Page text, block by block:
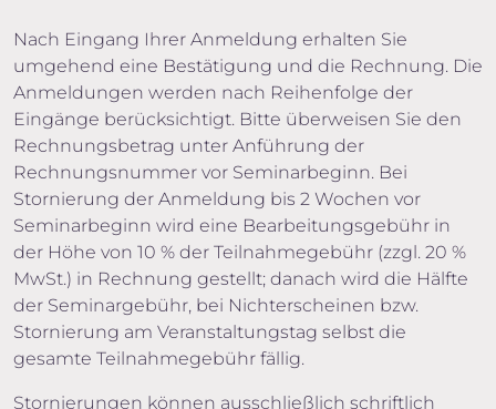
Nach Eingang Ihrer Anmeldung erhalten Sie
umgehend eine Bestätigung und die Rechnung. Die
Anmeldungen werden nach Reihenfolge der
Eingänge berücksichtigt. Bitte überweisen Sie den
Rechnungsbetrag unter Anführung der
Rechnungsnummer vor Seminarbeginn. Bei
Stornierung der Anmeldung bis 2 Wochen vor
Seminarbeginn wird eine Bearbeitungsgebühr in
der Höhe von 10 % der Teilnahmegebühr (zzgl. 20 %
MwSt.) in Rechnung gestellt; danach wird die Hälfte
der Seminargebühr, bei Nichterscheinen bzw.
Stornierung am Veranstaltungstag selbst die
gesamte Teilnahmegebühr fällig.
Stornierungen können ausschließlich schriftlich